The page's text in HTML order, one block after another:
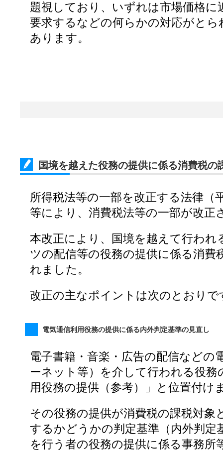
題視しており、いずれは市場価格に
要求するなどの何らかの対応がとら
あります。
国境を越えた役務の提供に係る消費税の
所得税法等の一部を改正する法律（
等により、消費税法等の一部が改正
本改正により、国境を越えて行わ
ツの配信等の役務の提供に係る消費
れました。
改正の主なポイントは次のとおりで
電気通信利用役務の提供に係る内外判定基準の見直し
電子書籍・音楽・広告の配信などの
ーネット等）を介して行われる役務
用役務の提供（参考）」と位置付け
その役務の提供が消費税の課税対象
するかどうかの判定基準（内外判定
を行う者の役務の提供に係る事務所